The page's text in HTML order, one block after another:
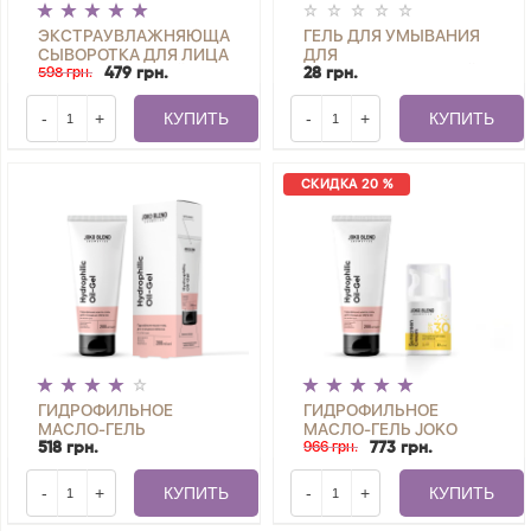
ЭКСТРАУВЛАЖНЯЮЩАЯ
СЫВОРОТКА ДЛЯ ЛИЦА
С ГИАЛУРОНОВОЙ
КИСЛОТОЙ AQUA GLOW
JOKO BLEND 30 МЛ
598 грн. 479 грн.
- + КУПИТЬ
ГЕЛЬ ДЛЯ УМЫВАНИЯ
ДЛЯ
КОМБИНИРОВАННОЙ И
ЖИРНОЙ КОЖИ SKIN
DETOX JOKO BLEND 2
28 грн.
- + КУПИТЬ
ГИДРОФИЛЬНОЕ
МАСЛО-ГЕЛЬ
HYDROPHILIC
CLEANSING OIL-GEL
JOKO BLEND 200 МЛ
518 грн.
- + КУПИТЬ
СКИДКА 20 %
ГИДРОФИЛЬНОЕ
МАСЛО-ГЕЛЬ JOKO
BLEND 200 МЛ +
СОЛНЦЕЗАЩИТНЫЙ
КРЕМ ДЛЯ ЛИЦА SPF 30
JOKO BLEND 30 МЛ
966 грн. 773 грн.
- + КУПИТЬ